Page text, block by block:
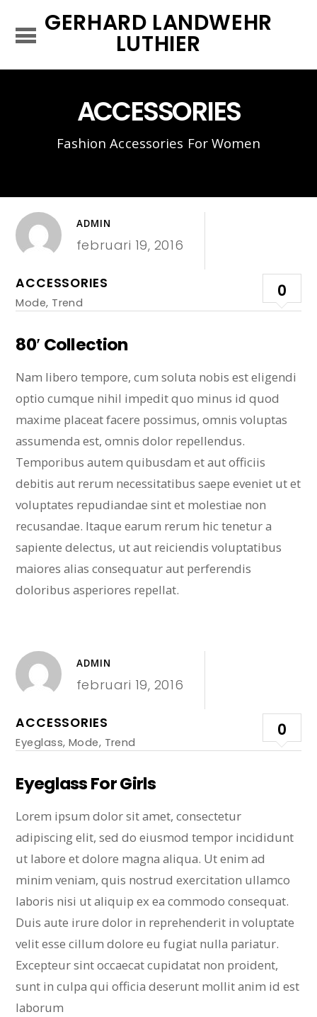
GERHARD LANDWEHR
LUTHIER
ACCESSORIES
Fashion Accessories For Women
ADMIN
februari 19, 2016
ACCESSORIES
Mode, Trend
0
80′ Collection
Nam libero tempore, cum soluta nobis est eligendi
optio cumque nihil impedit quo minus id quod
maxime placeat facere possimus, omnis voluptas
assumenda est, omnis dolor repellendus.
Temporibus autem quibusdam et aut officiis
debitis aut rerum necessitatibus saepe eveniet ut et
voluptates repudiandae sint et molestiae non
recusandae. Itaque earum rerum hic tenetur a
sapiente delectus, ut aut reiciendis voluptatibus
maiores alias consequatur aut perferendis
doloribus asperiores repellat.
ADMIN
februari 19, 2016
ACCESSORIES
Eyeglass, Mode, Trend
0
Eyeglass For Girls
Lorem ipsum dolor sit amet, consectetur
adipiscing elit, sed do eiusmod tempor incididunt
ut labore et dolore magna aliqua. Ut enim ad
minim veniam, quis nostrud exercitation ullamco
laboris nisi ut aliquip ex ea commodo consequat.
Duis aute irure dolor in reprehenderit in voluptate
velit esse cillum dolore eu fugiat nulla pariatur.
Excepteur sint occaecat cupidatat non proident,
sunt in culpa qui officia deserunt mollit anim id est
laborum